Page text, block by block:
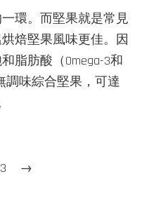
環。而堅果就是常見
焙堅果風味更佳。因
脂肪酸（Omega-3和
調味綜合堅果，可達
3 →